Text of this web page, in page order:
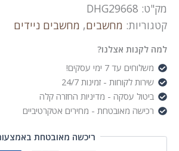
DHG29668
מחשבים ,מחשבים ניידים
אצלנו?
עד 7 ימי עסקים!
לקוחות - זמינות 24/7
עסקה - מדיניות החזרה קלה
מאובטחת - מחירים אטקרטיביים
ריכשה מאובטחת באמצעות